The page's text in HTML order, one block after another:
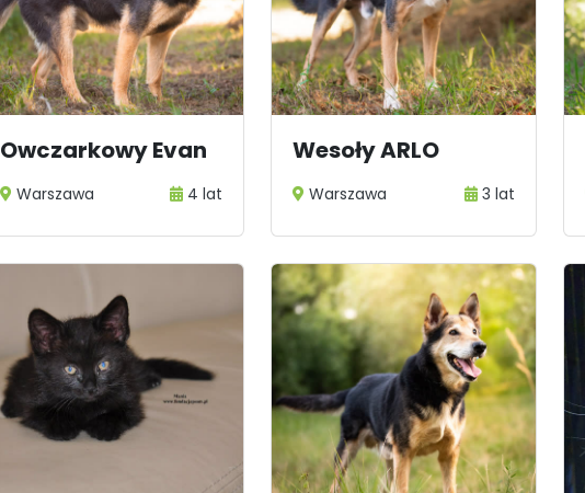
Owczarkowy Evan
Warszawa 4 lat
Wesoły ARLO
Warszawa 3 lat